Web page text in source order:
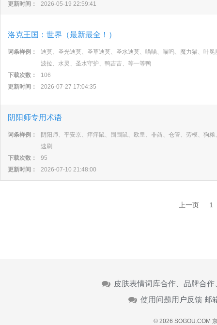
更新时间：
2026-05-19 22:59:41
洛克王国：世界（最新最全！）
词条样例：
迪莫、圣光迪莫、圣草迪莫、圣水迪莫、喵喵、喵呜、魔力猫、叶
波拉、水灵、圣水守护、鸭吉吉、等一等鸭
下载次数：
106
更新时间：
2026-07-27 17:04:35
阴阳师专用术语
词条样例：
阴阳师、平安京、痒痒鼠、囤囤鼠、欧皇、非酋、仓管、劳模、狗
速刷
下载次数：
95
更新时间：
2026-07-10 21:48:00
上一页 1
皮肤表情词库合作、品牌合
使用问题用户反馈 邮
© 2026 SOGOU.COM